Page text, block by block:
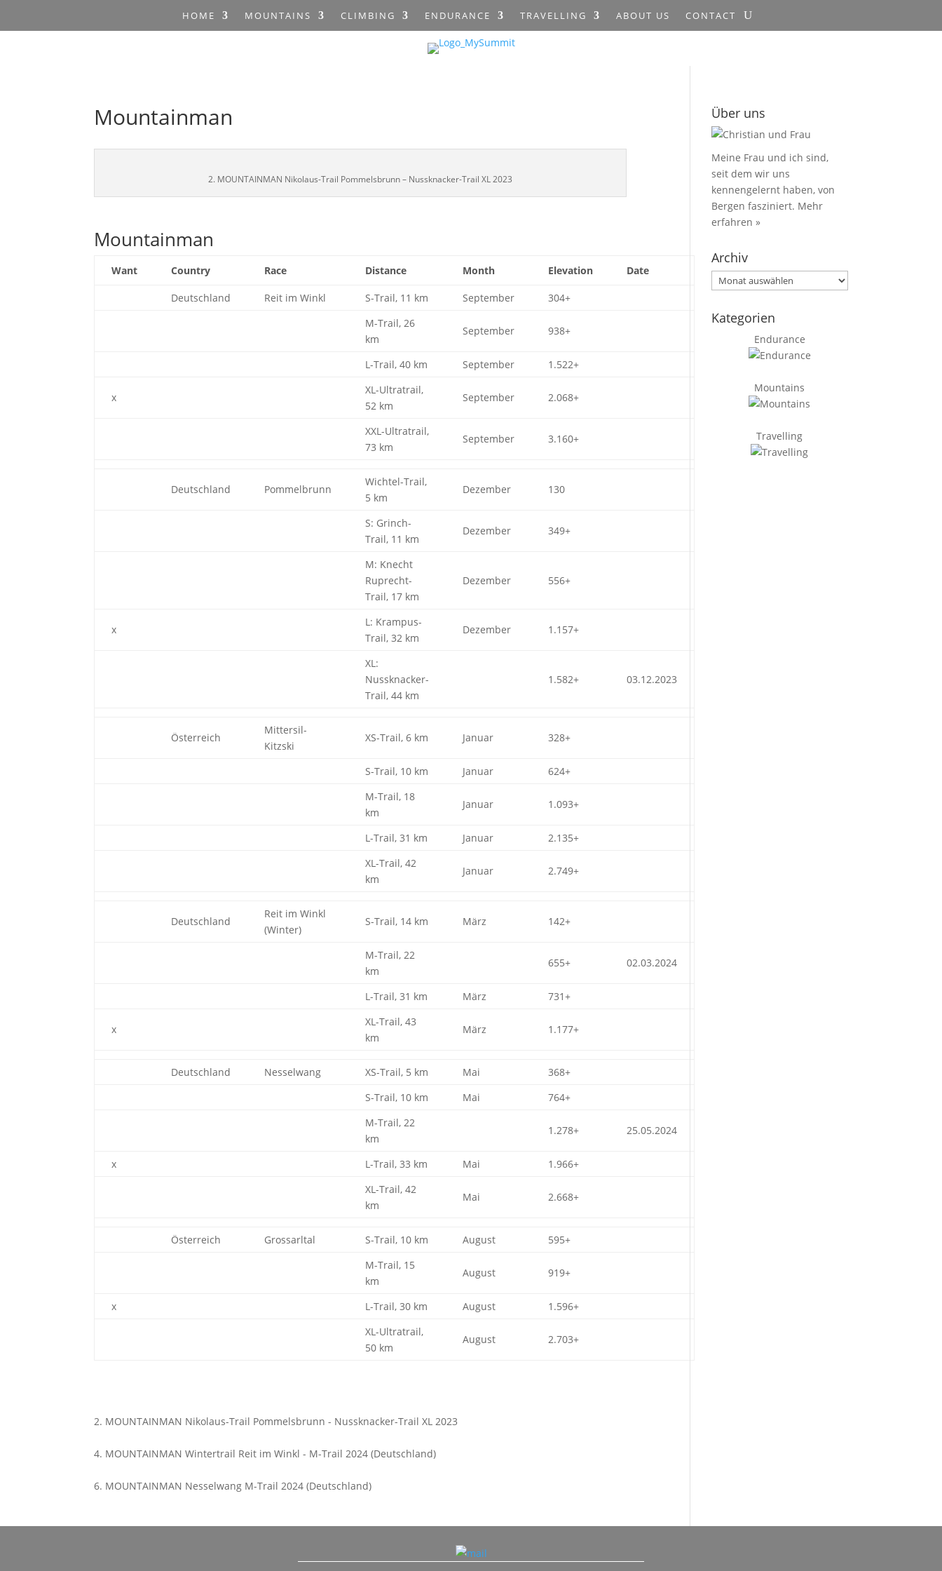
HOME MOUNTAINS CLIMBING ENDURANCE TRAVELLING ABOUT US CONTACT
Mountainman
2. MOUNTAINMAN Nikolaus-Trail Pommelsbrunn – Nussknacker-Trail XL 2023
Mountainman
Want Country Race Distance Month Elevation Date
Deutschland Reit im Winkl S-Trail, 11 km September
304+
M-Trail, 26
km
September 938+
L-Trail, 40 km September 1.522+
x
XL-Ultratrail,
52 km
September 2.068+
XXL-Ultratrail,
73 km
September 3.160+
Deutschland Pommelbrunn
Wichtel-Trail,
5 km
Dezember 130
S: Grinch-
Trail, 11 km
Dezember 349+
M: Knecht
Ruprecht-
Trail, 17 km
Dezember 556+
x
L: Krampus-
Trail, 32 km
Dezember 1.157+
XL:
Nussknacker-
Trail, 44 km
1.582+ 03.12.2023
Österreich
Mittersil-
Kitzski
XS-Trail, 6 km Januar 328+
S-Trail, 10 km Januar
624+
M-Trail, 18
km
Januar 1.093+
L-Trail, 31 km Januar
2.135+
XL-Trail, 42
km
Januar 2.749+
Deutschland
Reit im Winkl
(Winter)
S-Trail, 14 km März 142+
M-Trail, 22
km
655+ 02.03.2024
L-Trail, 31 km März 731+
x
XL-Trail, 43
km
März 1.177+
Deutschland Nesselwang XS-Trail, 5 km Mai
368+
S-Trail, 10 km
Mai
764+
M-Trail, 22
km
1.278+ 25.05.2024
x L-Trail, 33 km Mai
1.966+
XL-Trail, 42
km
Mai 2.668+
Österreich Grossarltal S-Trail, 10 km August
595+
M-Trail, 15
km
August 919+
x L-Trail, 30 km August
1.596+
XL-Ultratrail,
50 km
August 2.703+
2. MOUNTAINMAN Nikolaus-Trail Pommelsbrunn - Nussknacker-Trail XL 2023
4. MOUNTAINMAN Wintertrail Reit im Winkl - M-Trail 2024 (Deutschland)
6. MOUNTAINMAN Nesselwang M-Trail 2024 (Deutschland)
Über uns
Meine Frau und ich sind,
seit dem wir uns
kennengelernt haben, von
Bergen fasziniert. Mehr
erfahren »
Archiv
Archiv
Kategorien
Endurance
Mountains
Travelling